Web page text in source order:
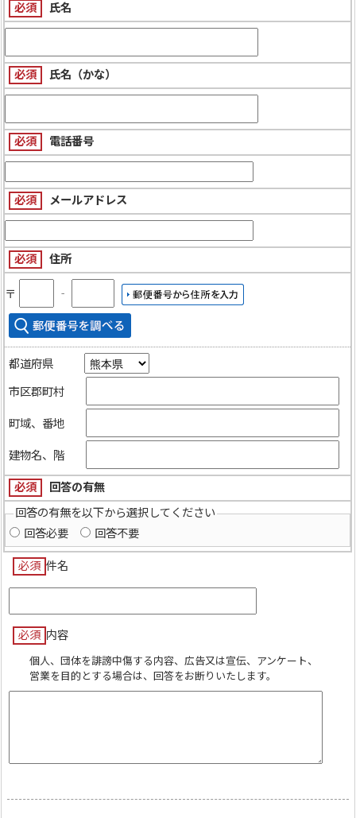
必須 氏名
必須 氏名（かな）
必須 電話番号
必須 メールアドレス
必須 住所
〒 ‐
都道府県
市区郡町村
町域、番地
建物名、階
必須
回答の有無
回答の有無を以下から選択してください
回答必要
回答不要
必須 件名
必須 内容
個人、団体を誹謗中傷する内容、広告又は宣伝、アンケート、
営業を目的とする場合は、回答をお断りいたします。